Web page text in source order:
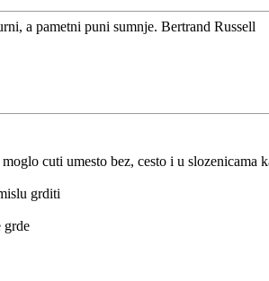
a pametni puni sumnje. Bertrand Russell
cuti umesto bez, cesto i u slozenicama
grditi
grde